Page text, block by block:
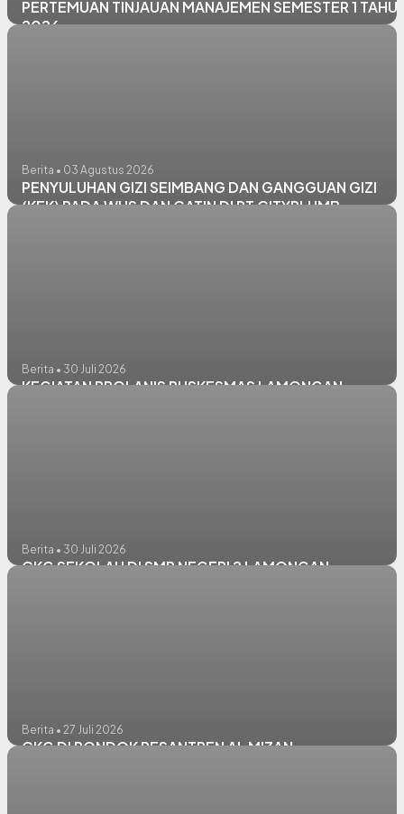
PERTEMUAN TINJAUAN MANAJEMEN SEMESTER 1
2026
Berita • 03 Agustus 2026
PENYULUHAN GIZI SEIMBANG DAN GANGGUAN GIZI
(KEK) PADA WUS DAN CATIN DI PT CITYPLUMB
Berita • 30 Juli 2026
KEGIATAN PROLANIS PUSKESMAS LAMONGAN
Berita • 30 Juli 2026
CKG SEKOLAH DI SMP NEGERI 2 LAMONGAN
Berita • 27 Juli 2026
CKG DI PONDOK PESANTREN AL MIZAN